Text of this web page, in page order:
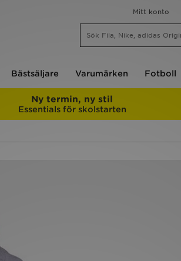
Mitt konto
Bästsäljare Varumärken Fotboll
Ny termin, ny stil
Essentials för skolstarten